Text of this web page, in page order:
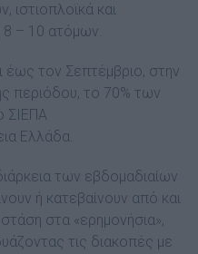
και
8 – 10 ατόμων.
τον Σεπτέμβριο, στην
περιόδου, το 70% των
ΣΙΕΠΑ
Ελλάδα.
των εβδομαδιαίων
ή κατεβαίνουν από και
στα «ερημονήσια»,
τις διακοπές με